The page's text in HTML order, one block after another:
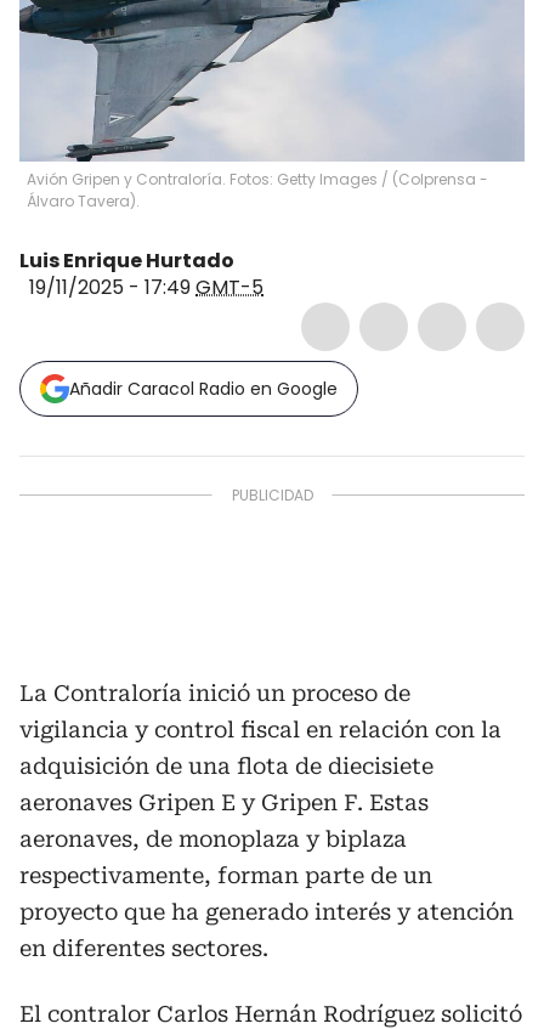
Avión Gripen y Contraloría. Fotos: Getty Images / (Colprensa -
Álvaro Tavera).
Luis Enrique Hurtado
19/11/2025 - 17:49GMT-5
Añadir Caracol Radio en Google
La Contraloría inició un proceso de
vigilancia y control fiscal en relación con la
adquisición de una flota de diecisiete
aeronaves Gripen E y Gripen F. Estas
aeronaves, de monoplaza y biplaza
respectivamente, forman parte de un
proyecto que ha generado interés y atención
en diferentes sectores.
El contralor Carlos Hernán Rodríguez solicitó